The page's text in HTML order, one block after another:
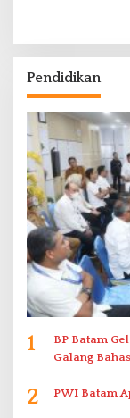
Pendidikan
1
BP Batam
Galang
2 PWI Batam